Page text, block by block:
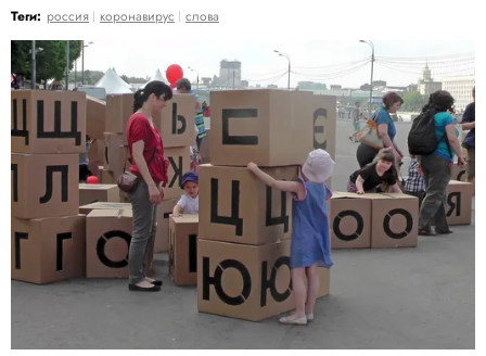
Теги: россия коронавирус слова